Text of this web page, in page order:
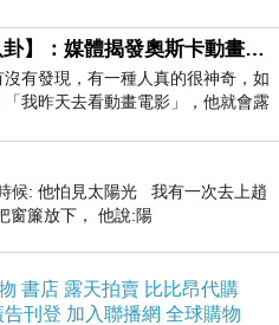
仍須悵然回歸家庭的無
愛情而活著，表面上
的她。
甦醒，已婚男人的挑
並不是愛，大部分已婚
有的一切，而與自己深
象 連朋友都超
【電影圈八卦】：媒體揭發奧斯卡動畫項目投票醜聞！好萊塢為什麼看不起動畫電影？
有發現，有一種人真的很神奇，如
我昨天去看動畫電影」，他就會露
笑，然後問你是不是陪小
候: 他怕見太陽光 我有一次去上趙
窗簾放下， 他說:陽
書店 露天拍賣 比比昂代購
告刊登 加入聯播網 全球購物